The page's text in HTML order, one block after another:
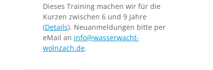
Dieses Training machen wir für die
Kurzen zwischen 6 und 9 Jahre
(Details). Neuanmeldungen bitte per
eMail an info@wasserwacht-
wolnzach.de.